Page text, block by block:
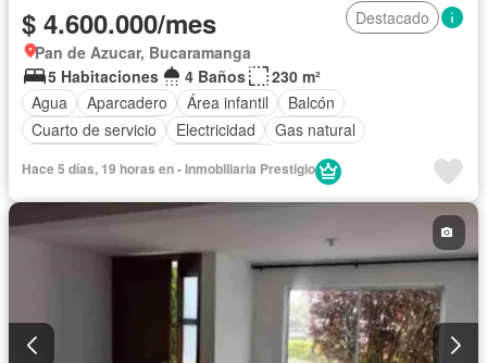
$ 4.600.000/mes
Destacado
Pan de Azucar, Bucaramanga
5 Habitaciones
4 Baños
230 m²
Agua
Aparcadero Área infantil
Balcón
Cuarto de servicio
Electricidad
Gas natural
Hace 5 días, 19 horas en - Inmobiliaria Prestigio